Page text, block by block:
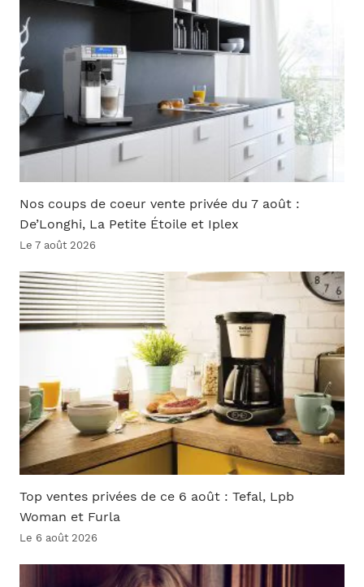
Nos coups de coeur vente privée du 7 août :
De’Longhi, La Petite Étoile et Iplex
Le 7 août 2026
Top ventes privées de ce 6 août : Tefal, Lpb
Woman et Furla
Le 6 août 2026